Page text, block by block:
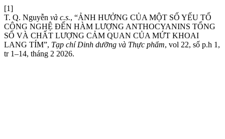
[1]
T. Q. Nguyễn và c.s., “ẢNH HƯỞNG CỦA MỘT SỐ YẾU TỐ
CÔNG NGHỆ ĐẾN HÀM LƯỢNG ANTHOCYANINS TỔNG
SỐ VÀ CHẤT LƯỢNG CẢM QUAN CỦA MỨT KHOAI
LANG TÍM”, Tạp chí Dinh dưỡng và Thực phẩm, vol 22, số p.h 1,
tr 1–14, tháng 2 2026.